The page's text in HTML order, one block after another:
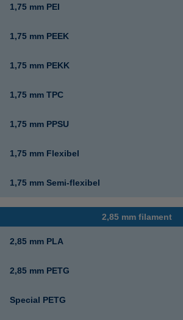
1,75 mm PEI
1,75 mm PEEK
1,75 mm PEKK
1,75 mm TPC
1,75 mm PPSU
1,75 mm Flexibel
1,75 mm Semi-flexibel
2,85 mm filament
2,85 mm PLA
2,85 mm PETG
Special PETG